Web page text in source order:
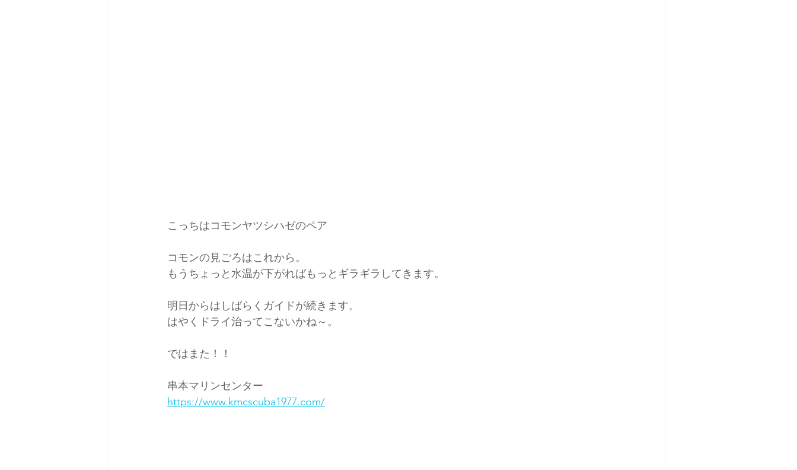
こっちはコモンヤツシハゼのペア
コモンの見ごろはこれから。
もうちょっと水温が下がればもっとギラギラしてきます。
明日からはしばらくガイドが続きます。
はやくドライ治ってこないかね～。
ではまた！！
串本マリンセンター
https://www.kmcscuba1977.com/